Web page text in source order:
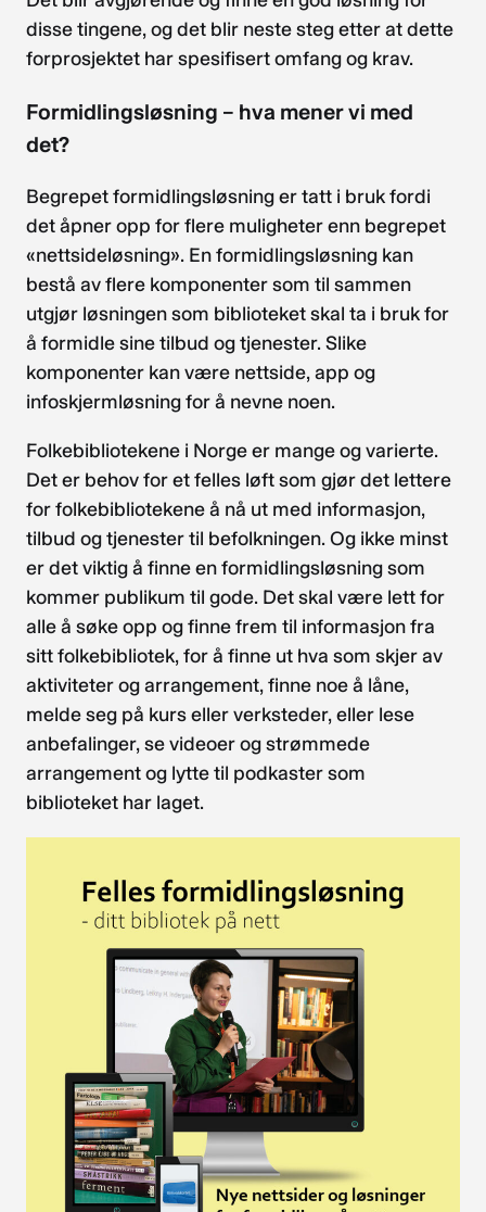
disse tingene, og det blir neste steg etter at dette
forprosjektet har spesifisert omfang og krav.
Formidlingsløsning – hva mener vi med
det?
Begrepet formidlingsløsning er tatt i bruk fordi
det åpner opp for flere muligheter enn begrepet
«nettsideløsning». En formidlingsløsning kan
bestå av flere komponenter som til sammen
utgjør løsningen som biblioteket skal ta i bruk for
å formidle sine tilbud og tjenester. Slike
komponenter kan være nettside, app og
infoskjermløsning for å nevne noen.
Folkebibliotekene i Norge er mange og varierte.
Det er behov for et felles løft som gjør det lettere
for folkebibliotekene å nå ut med informasjon,
tilbud og tjenester til befolkningen. Og ikke minst
er det viktig å finne en formidlingsløsning som
kommer publikum til gode. Det skal være lett for
alle å søke opp og finne frem til informasjon fra
sitt folkebibliotek, for å finne ut hva som skjer av
aktiviteter og arrangement, finne noe å låne,
melde seg på kurs eller verksteder, eller lese
anbefalinger, se videoer og strømmede
arrangement og lytte til podkaster som
biblioteket har laget.